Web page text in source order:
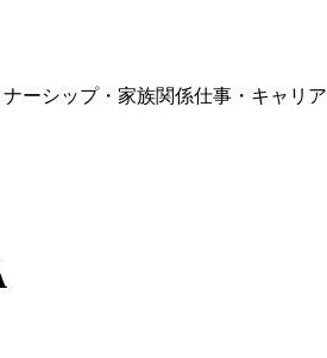
ーシップ・家族関係仕事・キャリア